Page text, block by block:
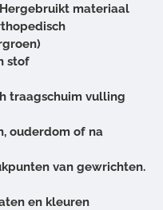
materiaal
stof
traagschuim vulling
ouderdom of na
van gewrichten.
en kleuren